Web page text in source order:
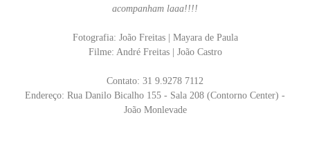
acompanham laaa!!!!
Fotografia: João Freitas | Mayara de Paula
Filme: André Freitas | João Castro
Contato: 31 9.9278 7112
Endereço: Rua Danilo Bicalho 155 - Sala 208 (Contorno Center) -
João Monlevade